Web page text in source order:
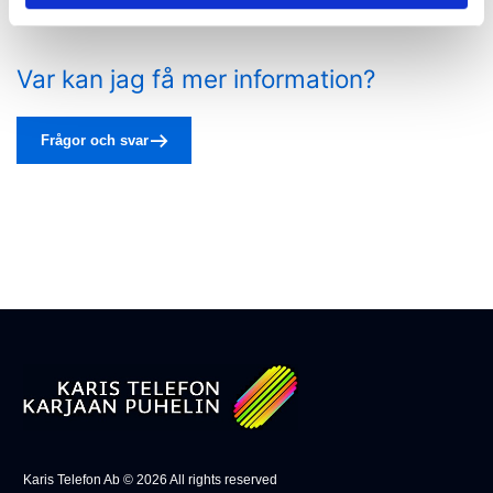
Var kan jag få mer information?
Frågor och svar
Karis Telefon Ab ©2026 All rights reserved